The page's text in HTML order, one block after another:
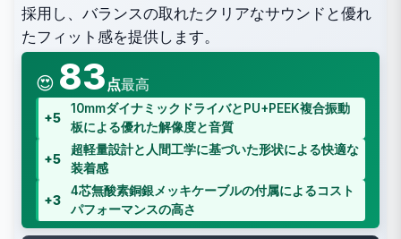
採用し、バランスの取れたクリアなサウンドと優れ
たフィット感を提供します。
😍 83 点最高
+5
10mmダイナミックドライバとPU+PEEK複合振動
板による優れた解像度と音質
+5
超軽量設計と人間工学に基づいた形状による快適な
装着感
+3
4芯無酸素銅銀メッキケーブルの付属によるコスト
パフォーマンスの高さ